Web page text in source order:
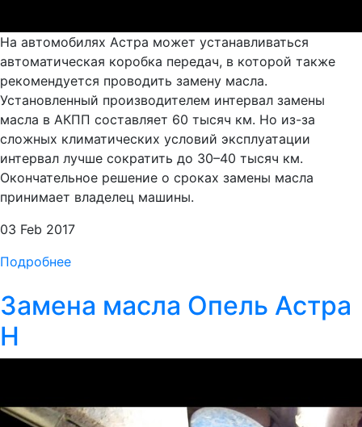
На автомобилях Астра может устанавливаться
автоматическая коробка передач, в которой также
рекомендуется проводить замену масла.
Установленный производителем интервал замены
масла в АКПП составляет 60 тысяч км. Но из-за
сложных климатических условий эксплуатации
интервал лучше сократить до 30–40 тысяч км.
Окончательное решение о сроках замены масла
принимает владелец машины.
03 Feb 2017
Подробнее
Замена масла Опель Астра
Н